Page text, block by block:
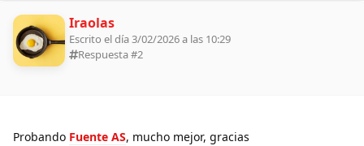
Iraolas
Escrito el día 3/02/2026 a las 10:29
Respuesta #2
Probando Fuente AS, mucho mejor, gracias